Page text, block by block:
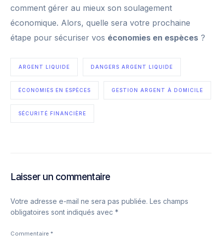
comment gérer au mieux son soulagement
économique. Alors, quelle sera votre prochaine
étape pour sécuriser vos économies en espèces ?
ARGENT LIQUIDE DANGERS ARGENT LIQUIDE
ÉCONOMIES EN ESPÈCES GESTION ARGENT À DOMICILE
SÉCURITÉ FINANCIÈRE
Laisser un commentaire
Votre adresse e-mail ne sera pas publiée. Les champs
obligatoires sont indiqués avec*
Commentaire*